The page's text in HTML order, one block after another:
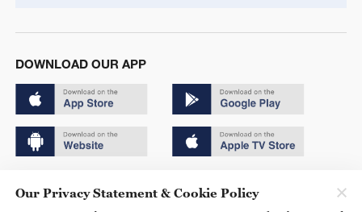
DOWNLOAD OUR APP
京ICP备20000184号
Our Privacy Statement & Cookie Policy